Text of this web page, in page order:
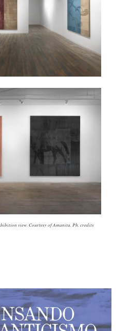
view. Courtesy of Amanita. Ph. credits